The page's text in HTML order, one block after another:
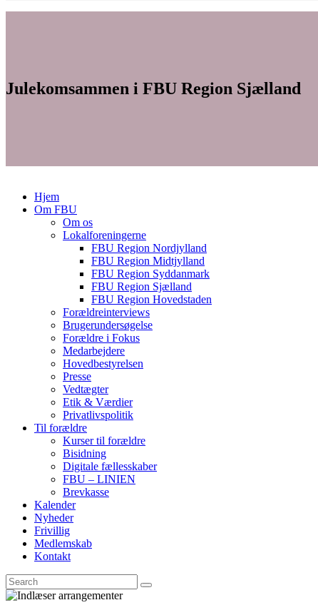
Julekomsammen i FBU Region Sjælland
Hjem
Om FBU
Om os
Lokalforeningerne
FBU Region Nordjylland
FBU Region Midtjylland
FBU Region Syddanmark
FBU Region Sjælland
FBU Region Hovedstaden
Forældreinterviews
Brugerundersøgelse
Forældre i Fokus
Medarbejdere
Hovedbestyrelsen
Presse
Vedtægter
Etik & Værdier
Privatlivspolitik
Til forældre
Kurser til forældre
Bisidning
Digitale fællesskaber
FBU – LINIEN
Brevkasse
Kalender
Nyheder
Frivillig
Medlemskab
Kontakt